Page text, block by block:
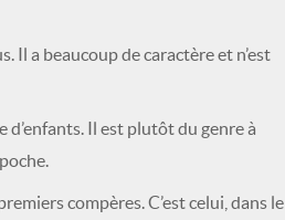
Il a beaucoup de caractère et n’est
d’enfants. Il est plutôt du genre à
compères. C’est celui, dans le